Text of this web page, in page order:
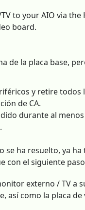
to your AIO via
board.
de la placa base,
y retire todos
de CA.
durante al
se ha resuelto, ya
con el siguiente
externo / TV a
así como la placa de